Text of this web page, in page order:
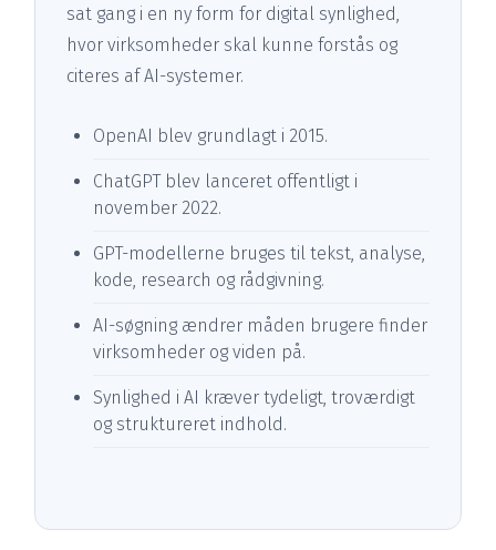
sat gang i en ny form for digital synlighed,
hvor virksomheder skal kunne forstås og
citeres af AI-systemer.
OpenAI blev grundlagt i 2015.
ChatGPT blev lanceret offentligt i
november 2022.
GPT-modellerne bruges til tekst, analyse,
kode, research og rådgivning.
AI-søgning ændrer måden brugere finder
virksomheder og viden på.
Synlighed i AI kræver tydeligt, troværdigt
og struktureret indhold.